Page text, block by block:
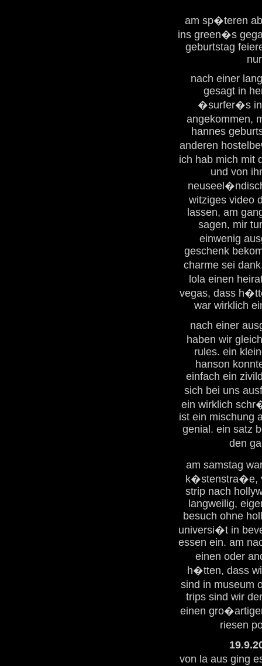
am sp�teren
ins green�s
geburtstag
nach einer
gesagt in
�surfer�s
angekommen,
hannes
anderen
ich hab mich mit
und von
witziges video
lassen, am
sagen, mir
einwenig
geschenk
charme sei
lola einen
vegas, dass
war wirklich
nach einer
haben wir
rules. ein
hanson
einfach ein
sich bei uns
ein wirklich
ist ein mischung
genial. ein satz
den
am samstag
k�stenstra�e,
strip nach
langweilig,
besuch ohne
universi�t in
essen ein. am
einen oder
h�tten, dass
sind in museum
trips sind wir
einen
riesen
von la aus ging